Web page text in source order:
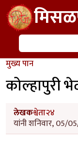
Skip to main content
शोध
मुख्य पान
कोल्हापुरी
लेखकश्वेता२४
यांनी शनिवार, 05/